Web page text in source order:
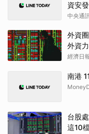
資安
中央通
外資
外資
經濟日
南港
台股
這10